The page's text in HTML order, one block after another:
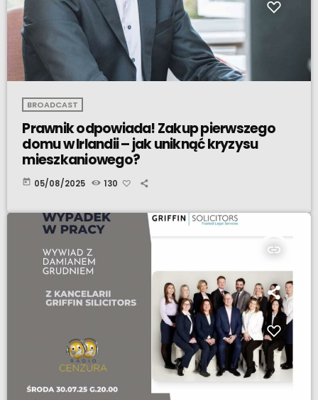
BROADCAST
Prawnik odpowiada! Zakup pierwszego
domu w Irlandii – jak uniknąć kryzysu
mieszkaniowego?
today 05/08/2025 130
insert_link